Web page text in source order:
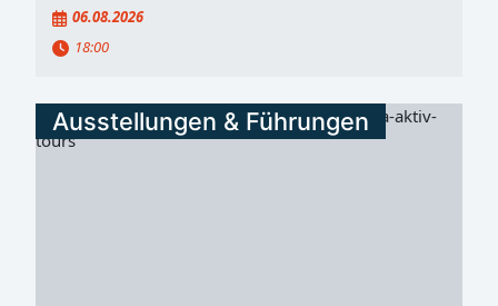
06.08.2026
18:00
Ausstellungen & Führungen